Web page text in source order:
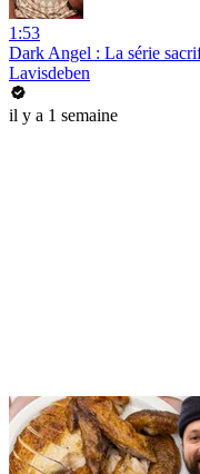
1:53
Dark Angel : La série
Lavisdeben
il y a 1 semaine